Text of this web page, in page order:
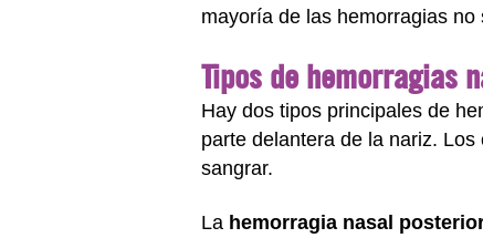
mayoría de las hemorragias
Tipos de hemorragias
Hay dos tipos principales de
parte delantera de la nariz.
sangrar.
La hemorragia nasal